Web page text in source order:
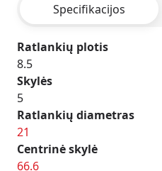
POLISHEDSpecifikacijos
Ratlankių plotis
8.5
Skylės
5
Ratlankių diametras
21
Centrinė skylė
66.6